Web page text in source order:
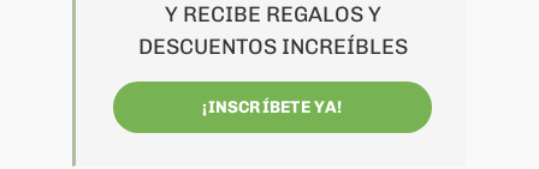
Y RECIBE REGALOS Y
DESCUENTOS INCREÍBLES
¡INSCRÍBETE YA!